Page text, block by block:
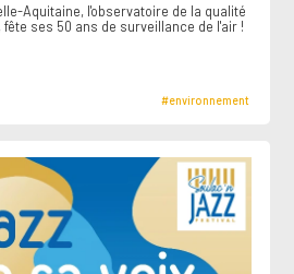
Aquitaine, l'observatoire de la qualité
ses 50 ans de surveillance de l'air !
#environnement